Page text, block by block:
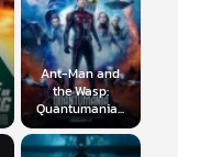
Ant-Man and
the Wasp:
Quantumania...